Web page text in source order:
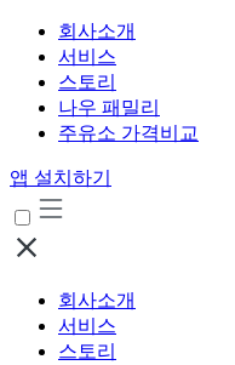
회사소개
서비스
스토리
나우 패밀리
주유소 가격비교
앱 설치하기
회사소개
서비스
스토리